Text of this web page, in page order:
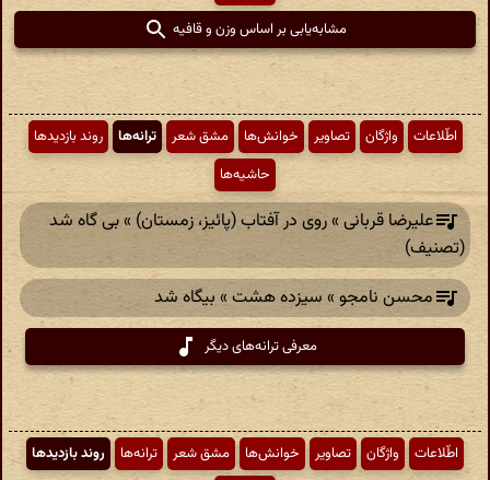
مشابه‌یابی بر اساس وزن و قافیه
اطّلاعات واژگان تصاویر خوانش‌ها مشق شعر ترانه‌ها
روند بازدیدها
حاشیه‌ها
علیرضا قربانی » روی در آفتاب (پائیز، زمستان) » بی گاه شد
(تصنیف)
محسن نامجو » سیزده هشت » بیگاه شد
معرفی ترانه‌های دیگر
اطّلاعات واژگان تصاویر خوانش‌ها مشق شعر ترانه‌ها
روند بازدیدها